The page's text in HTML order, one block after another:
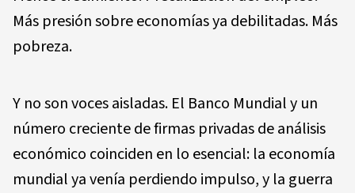
Más presión sobre economías ya debilitadas. Más
pobreza.
Y no son voces aisladas. El Banco Mundial y un
número creciente de firmas privadas de análisis
económico coinciden en lo esencial: la economía
mundial ya venía perdiendo impulso, y la guerra